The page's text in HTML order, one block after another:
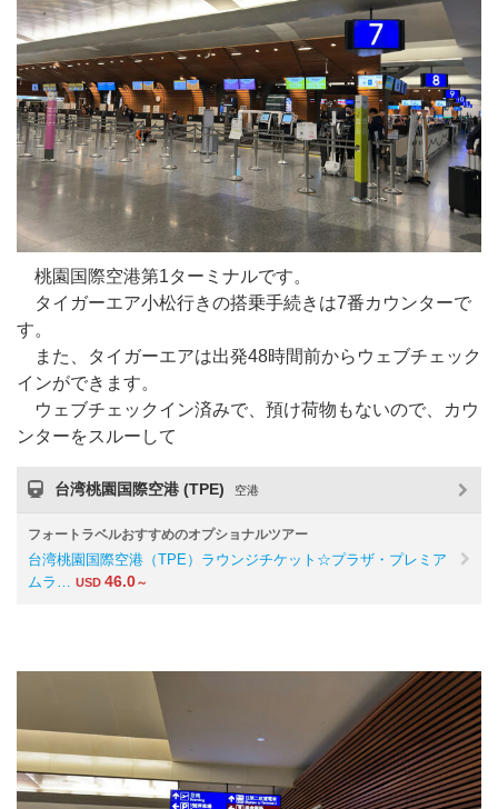
桃園国際空港第1ターミナルです。
タイガーエア小松行きの搭乗手続きは7番カウンターで
す。
また、タイガーエアは出発48時間前からウェブチェック
インができます。
ウェブチェックイン済みで、預け荷物もないので、カウ
ンターをスルーして
台湾桃園国際空港 (TPE) 空港
フォートラベルおすすめのオプショナルツアー
台湾桃園国際空港（TPE）ラウンジチケット☆プラザ・プレミア
ムラ… USD 46.0～